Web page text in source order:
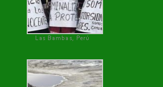
Las Bambas, Perú